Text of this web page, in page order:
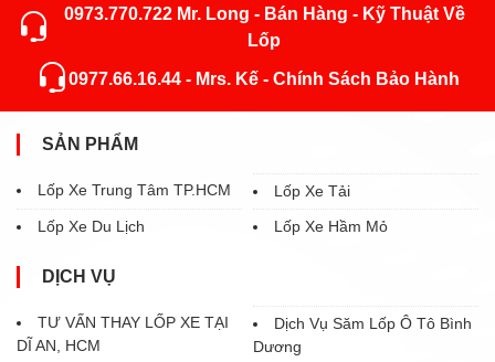
0973.770.722 Mr. Long - Bán Hàng - Kỹ Thuật Về
Lốp
0977.66.16.44 - Mrs. Kế - Chính Sách Bảo Hành
SẢN PHẨM
Lốp Xe Trung Tâm TP.HCM
Lốp Xe Tải
Lốp Xe Du Lịch
Lốp Xe Hầm Mỏ
DỊCH VỤ
TƯ VẤN THAY LỐP XE TẠI
DĨ AN, HCM
Dịch Vụ Săm Lốp Ô Tô Bình
Dương